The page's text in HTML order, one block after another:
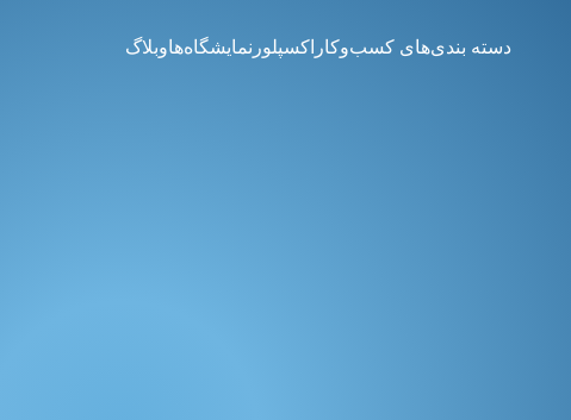
دسته بندی‌های کسب‌و‌کار اکسپلور نمایشگاەهاوبلاگ